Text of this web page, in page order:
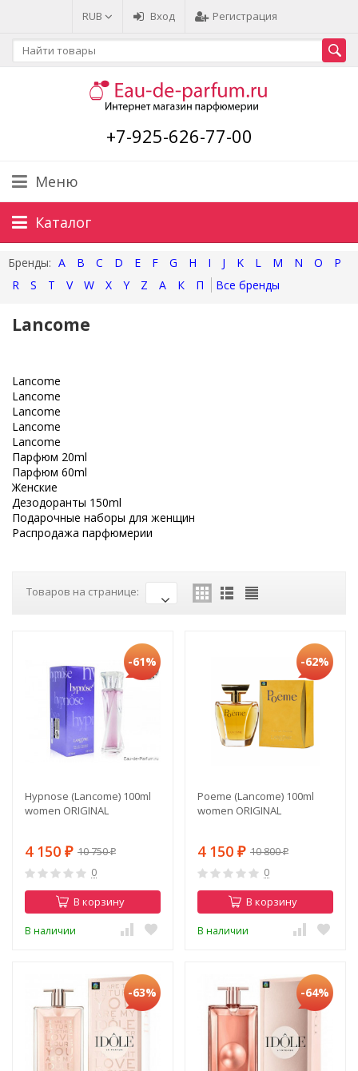
RUB Вход Регистрация
+7-925-626-77-00
Меню
Каталог
A B C D E F G H I J K L M N O
P
R
S T V W X Y Z А К П
Lancome
Lancome
Lancome
Lancome
Lancome
Lancome
Парфюм 20ml
Парфюм 60ml
Женские
Дезодоранты 150ml
Подарочные наборы для женщин
Распродажа парфюмерии
Товаров на странице:
-61%
Hypnose (Lancome) 100ml
women ORIGINAL
4 150 ₽ 10 750₽
0
В корзину
В наличии
-62%
Poeme (Lancome) 100ml
women ORIGINAL
4 150 ₽ 10 800₽
0
В корзину
В наличии
-63% -64%